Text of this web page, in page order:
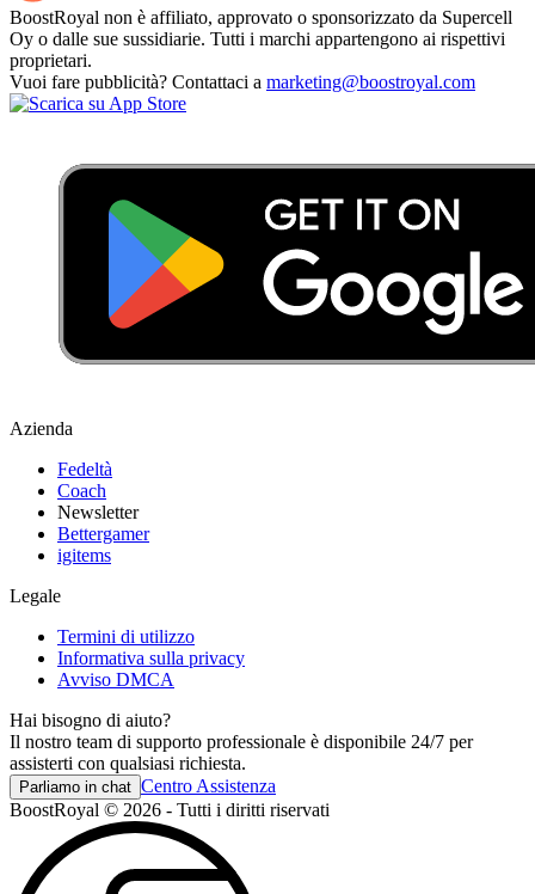
BoostRoyal non è affiliato, approvato o sponsorizzato da Supercell
Oy o dalle sue sussidiarie. Tutti i marchi appartengono ai rispettivi
proprietari.
Vuoi fare pubblicità? Contattaci a marketing@boostroyal.com
Azienda
Fedeltà
Coach
Newsletter
Bettergamer
igitems
Legale
Termini di utilizzo
Informativa sulla privacy
Avviso DMCA
Hai bisogno di aiuto?
Il nostro team di supporto professionale è disponibile 24/7 per
assisterti con qualsiasi richiesta.
Parliamo in chat Centro Assistenza
BoostRoyal © 2026 - Tutti i diritti riservati